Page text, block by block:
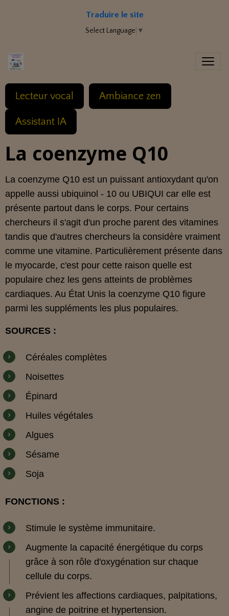
Traduire le site
Select Language ▼
Lecteur vocal Ambiance zen
Assistant IA
La coenzyme Q10
La coenzyme Q10 est un puissant antioxydant qu'on
appelle aussi ubiquinol - 10 ou UBIQUI car elle est
présente partout dans le corps. Pour certains
chercheurs il s'agit d'un proche parent des vitamines
tandis que d'autres chercheurs la considère vraiment
comme une vitamine. Particulièrement présente dans
le myocarde, c'est pour cette raison quelle est
populaire chez les gens atteints de problèmes
cardiaques. Au État Unis la coenzyme Q10 figure
parmi les suppléments les plus populaires.
SOURCES :
Céréales complètes
Noisettes
Épinard
Huiles végétales
Algues
Sésame
Soja
FONCTIONS :
Stimule le système immunitaire.
Augmente la capacité énergétique du corps
grâce à son rôle d'oxygénation sur chaque
cellule du corps.
Prévient les affections cardiaques, palpitations,
angine de poitrine et hypertension.